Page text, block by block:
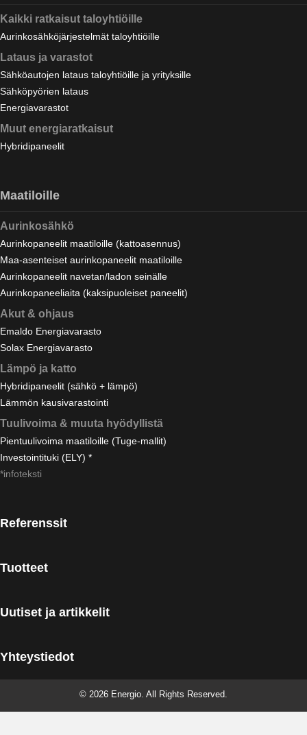
Kaikki ratkaisut taloyhtiöille
Aurinkosähköjärjestelmät taloyhtiöille
Lataus ja varastot
Sähköautojen lataus taloyhtiöille ja yrityksille
Sähköpyörien lataus
Energiavarastot
Muut energiaratkaisut
Hybridipaneelit
Maatiloille
Aurinkosähkö
Aurinkopaneelit maatiloille (kattoasennus)
Maa-asenteiset aurinkopaneelit maatiloille
Aurinkopaneelit navetan/ladon seinälle
Aurinkopaneeliaita (kaksipuoleiset paneelit)
Akut & ohjaus
Emaldo Energiavarasto
Solax Energiavarasto
Lämpö ja katto
Hybridipaneelit (sähkö + lämpö)
Lämmön kausivarastointi
Tuulivoima & muuta hyödyllistä
Pientuulivoima maatiloille (Tuge-mallit)
Investointituki (ELY) *
*infoteksti
Referenssit
Tuotteet
Uutiset ja artikkelit
Yhteystiedot
© 2026 Energio. All Rights Reserved.